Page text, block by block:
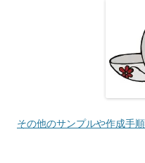
その他のサンプルや作成手